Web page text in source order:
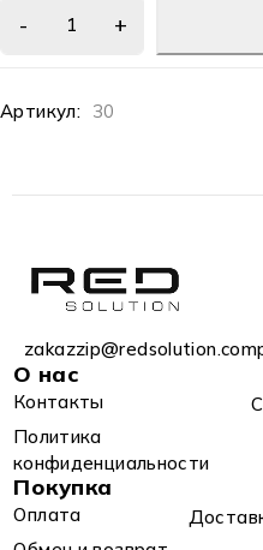
Артикул: 30
О нас
Контакты
Политика
конфиденциальности
Покупка
Оплата